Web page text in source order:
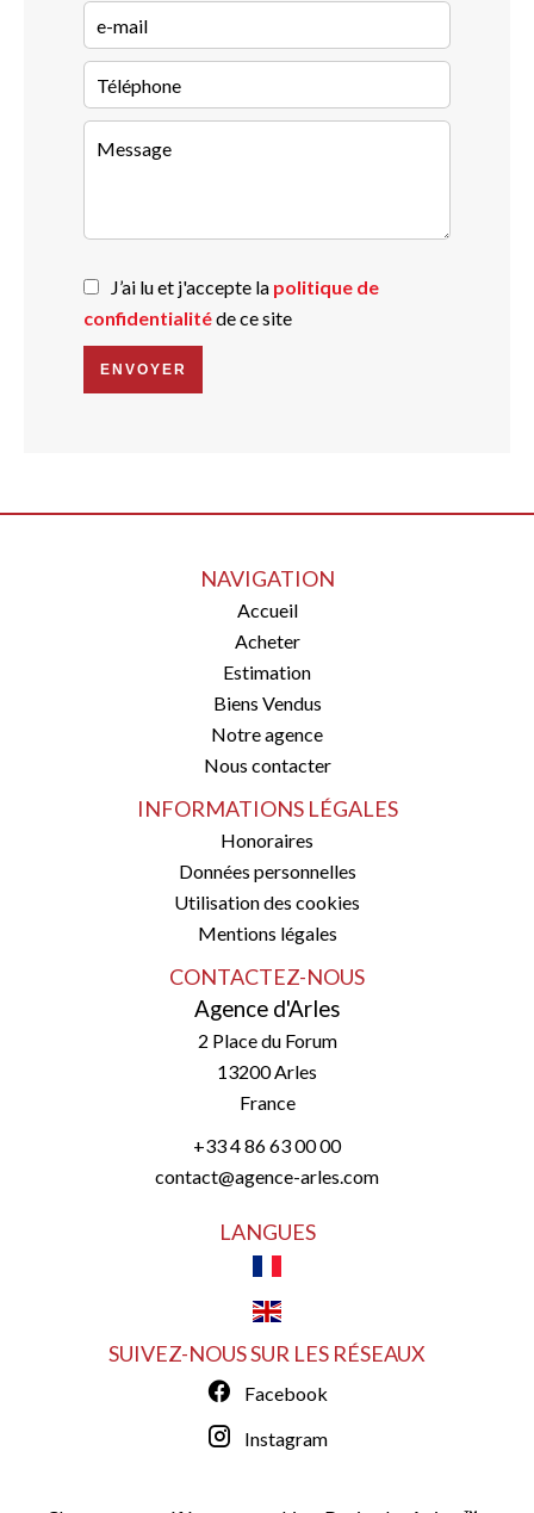
J’ai lu et j'accepte la politique de
confidentialitéde ce site
ENVOYER
NAVIGATION
Accueil
Acheter
Estimation
Biens Vendus
Notre agence
Nous contacter
INFORMATIONS LÉGALES
Honoraires
Données personnelles
Utilisation des cookies
Mentions légales
CONTACTEZ-NOUS
Agence d'Arles
2 Place du Forum
13200Arles
France
+33 4 86 63 00 00
contact@agence-arles.com
LANGUES
SUIVEZ-NOUS SUR LES RÉSEAUX
Facebook
Instagram